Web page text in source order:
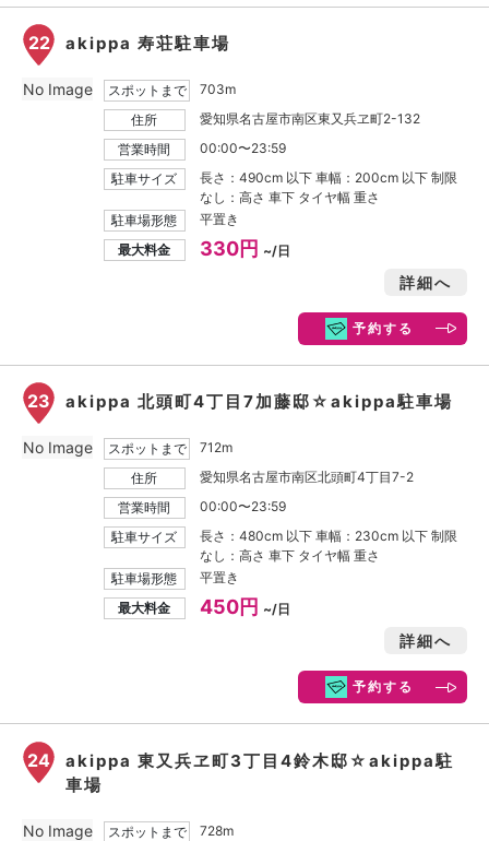
22 akippa 寿荘駐車場
スポットまで
703m
住所
愛知県名古屋市南区東又兵ヱ町2-132
営業時間
00:00〜23:59
駐車サイズ
長さ：490cm 以下 車幅：200cm 以下 制限
なし：高さ 車下 タイヤ幅 重さ
駐車場形態
平置き
最大料金
330円 ~/日
詳細へ
予約する
No Image
23 akippa 北頭町4丁目7加藤邸☆akippa駐車場
スポットまで
712m
住所
愛知県名古屋市南区北頭町4丁目7-2
営業時間
00:00〜23:59
駐車サイズ
長さ：480cm 以下 車幅：230cm 以下 制限
なし：高さ 車下 タイヤ幅 重さ
駐車場形態
平置き
最大料金
450円 ~/日
詳細へ
予約する
No Image
24
akippa 東又兵ヱ町3丁目4鈴木邸☆akippa駐
車場
スポットまで
728m
No Image